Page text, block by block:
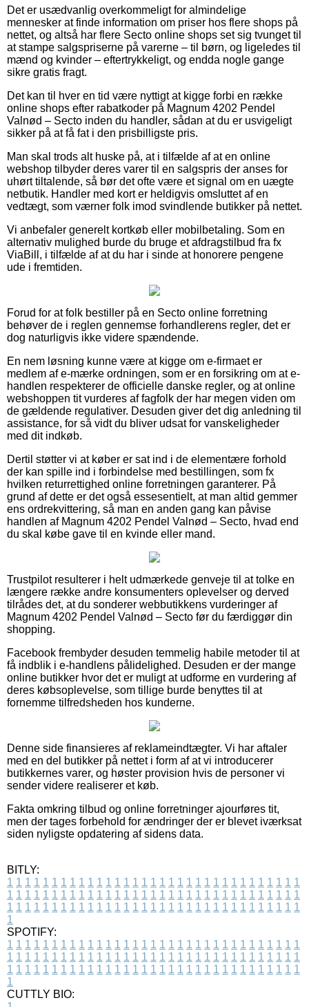
Det er usædvanlig overkommeligt for almindelige
mennesker at finde information om priser hos flere shops på
nettet, og altså har flere Secto online shops set sig tvunget til
at stampe salgspriserne på varerne – til børn, og ligeledes til
mænd og kvinder – eftertrykkeligt, og endda nogle gange
sikre gratis fragt.
Det kan til hver en tid være nyttigt at kigge forbi en række
online shops efter rabatkoder på Magnum 4202 Pendel
Valnød – Secto inden du handler, sådan at du er usvigeligt
sikker på at få fat i den prisbilligste pris.
Man skal trods alt huske på, at i tilfælde af at en online
webshop tilbyder deres varer til en salgspris der anses for
uhørt tiltalende, så bør det ofte være et signal om en uægte
netbutik. Handler med kort er heldigvis omsluttet af en
vedtægt, som værner folk imod svindlende butikker på nettet.
Vi anbefaler generelt kortkøb eller mobilbetaling. Som en
alternativ mulighed burde du bruge et afdragstilbud fra fx
ViaBill, i tilfælde af at du har i sinde at honorere pengene
ude i fremtiden.
Forud for at folk bestiller på en Secto online forretning
behøver de i reglen gennemse forhandlerens regler, det er
dog naturligvis ikke videre spændende.
En nem løsning kunne være at kigge om e-firmaet er
medlem af e-mærke ordningen, som er en forsikring om at e-
handlen respekterer de officielle danske regler, og at online
webshoppen tit vurderes af fagfolk der har megen viden om
de gældende regulativer. Desuden giver det dig anledning til
assistance, for så vidt du bliver udsat for vanskeligheder
med dit indkøb.
Dertil støtter vi at køber er sat ind i de elementære forhold
der kan spille ind i forbindelse med bestillingen, som fx
hvilken returrettighed online forretningen garanterer. På
grund af dette er det også essesentielt, at man altid gemmer
ens ordrekvittering, så man en anden gang kan påvise
handlen af Magnum 4202 Pendel Valnød – Secto, hvad end
du skal købe gave til en kvinde eller mand.
Trustpilot resulterer i helt udmærkede genveje til at tolke en
længere række andre konsumenters oplevelser og derved
tilrådes det, at du sonderer webbutikkens vurderinger af
Magnum 4202 Pendel Valnød – Secto før du færdiggør din
shopping.
Facebook frembyder desuden temmelig habile metoder til at
få indblik i e-handlens pålidelighed. Desuden er der mange
online butikker hvor det er muligt at udforme en vurdering af
deres købsoplevelse, som tillige burde benyttes til at
fornemme tilfredsheden hos kunderne.
Denne side finansieres af reklameindtægter. Vi har aftaler
med en del butikker på nettet i form af at vi introducerer
butikkernes varer, og høster provision hvis de personer vi
sender videre realiserer et køb.
Fakta omkring tilbud og online forretninger ajourføres tit,
men der tages forbehold for ændringer der er blevet iværksat
siden nyligste opdatering af sidens data.
BITLY:
1 1 1 1 1 1 1 1 1 1 1 1 1 1 1 1 1 1 1 1 1 1 1 1 1 1 1 1 1 1 1 1 1
1 1 1 1 1 1 1 1 1 1 1 1 1 1 1 1 1 1 1 1 1 1 1 1 1 1 1 1 1 1 1 1 1
1 1 1 1 1 1 1 1 1 1 1 1 1 1 1 1 1 1 1 1 1 1 1 1 1 1 1 1 1 1 1 1 1
1
SPOTIFY:
1 1 1 1 1 1 1 1 1 1 1 1 1 1 1 1 1 1 1 1 1 1 1 1 1 1 1 1 1 1 1 1 1
1 1 1 1 1 1 1 1 1 1 1 1 1 1 1 1 1 1 1 1 1 1 1 1 1 1 1 1 1 1 1 1 1
1 1 1 1 1 1 1 1 1 1 1 1 1 1 1 1 1 1 1 1 1 1 1 1 1 1 1 1 1 1 1 1 1
1
CUTTLY BIO: